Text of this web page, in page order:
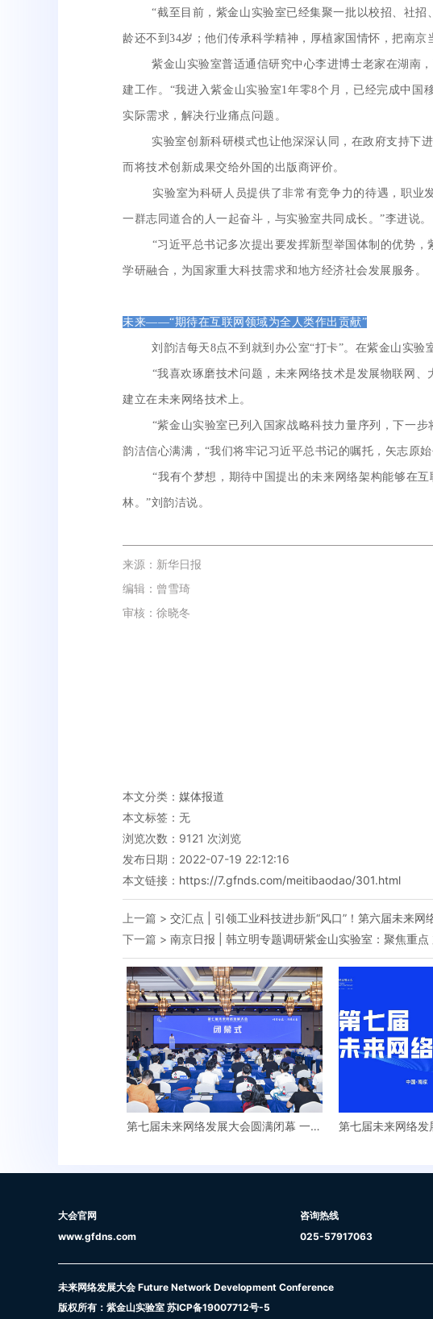
“截至目前，紫金山实验室已经集聚一批以校招、社招、
龄还不到34岁；他们传承科学精神，厚植家国情怀，把南京
紫金山实验室普适通信研究中心李进博士老家在湖南，
建工作。“我进入紫金山实验室1年零8个月，已经完成中
实际需求，解决行业痛点问题。
实验室创新科研模式也让他深深认同，在政府支持下进
而将技术创新成果交给外国的出版商评价。
实验室为科研人员提供了非常有竞争力的待遇，职业发
一群志同道合的人一起奋斗，与实验室共同成长。”李进说。
“习近平总书记多次提出要发挥新型举国体制的优势，
学研融合，为国家重大科技需求和地方经济社会发展服务。
未来——“期待在互联网领域为全人类作出贡献”
刘韵洁每天8点不到就到办公室“打卡”。在紫金山实验室
“我喜欢琢磨技术问题，未来网络技术是发展物联网、
建立在未来网络技术上。
“紫金山实验室已列入国家战略科技力量序列，下一步将
韵洁信心满满，“我们将牢记习近平总书记的嘱托，矢志原
“我有个梦想，期待中国提出的未来网络架构能够在互
林。”刘韵洁说。
来源：新华日报
编辑：曾雪琦
审核：徐晓冬
本文分类： 媒体报道
本文标签：无
浏览次数： 9121 次浏览
发布日期：2022-07-19 22:12:16
本文链接： https://7.gfnds.com/meitibaodao/301.html
上一篇 > 交汇点 | 引领工业科技进步新“风口”！第六届未来网
下一篇 > 南京日报 | 韩立明专题调研紫金山实验室：聚焦重
第七届未来网络发展大会圆满闭幕 一系
第七届未来网络发
大会官网
www.gfdns.com
咨询热线
025-57917063
未来网络发展大会 Future Network Development Conference
版权所有：紫金山实验室 苏ICP备19007712号-5